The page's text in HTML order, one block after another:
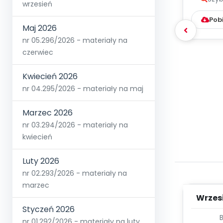
wrzesień
Maj 2026
nr 05.296/2026 - materiały na
czerwiec
Kwiecień 2026
nr 04.295/2026 - materiały na maj
Marzec 2026
nr 03.294/2026 - materiały na
kwiecień
Luty 2026
nr 02.293/2026 - materiały na
marzec
Styczeń 2026